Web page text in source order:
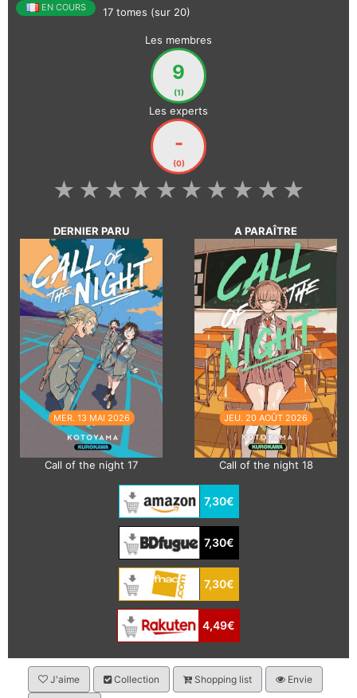
EN COURS 17 tomes (sur 20)
Les membres
9
(1)
Les experts
-
(0)
★
★
★
★
★
★
★
★
★
★
DERNIER PARU
MER. 13 MAI 2026
Call of the night 17
A PARAÎTRE
JEU. 20 AOÛT 2026
Call of the night 18
7,30€
7,30€
7,30€
4,49€
J'aime Collection Shopping list Envie